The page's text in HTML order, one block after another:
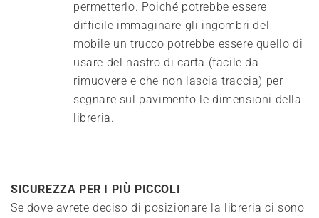
permetterlo. Poiché potrebbe essere
difficile immaginare gli ingombri del
mobile un trucco potrebbe essere quello di
usare del nastro di carta (facile da
rimuovere e che non lascia traccia) per
segnare sul pavimento le dimensioni della
libreria.
SICUREZZA PER I PIÙ PICCOLI
Se dove avrete deciso di posizionare la libreria ci sono